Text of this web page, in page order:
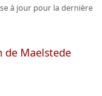
à jour pour la dernière
de Maelstede